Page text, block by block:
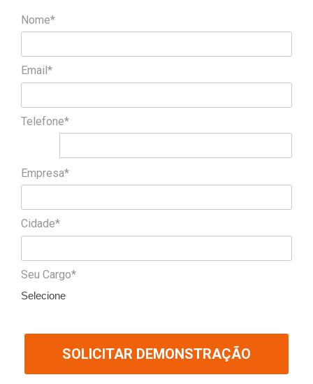
Nome*
Email*
Telefone*
Empresa*
Cidade*
Seu Cargo*
Selecione
SOLICITAR DEMONSTRAÇÃO